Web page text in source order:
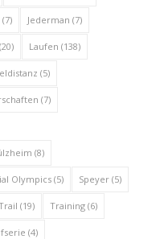
(7) Jederman (7)
(20) Laufen (138)
(5)
(7)
(8)
Olympics(5) Speyer(5)
(19) Training(6)
(4)